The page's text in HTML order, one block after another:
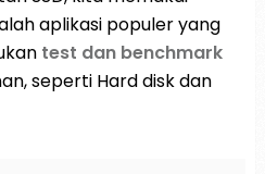
aplikasi populer yang
test dan benchmark
seperti Hard disk dan